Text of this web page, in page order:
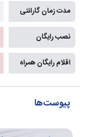
مدت زمان گارانتی
نصب رایگان
اقلام رایگان همراه
پیوست‌ها